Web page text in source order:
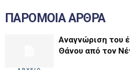
ΠΑΡΟΜΟΙΑ ΑΡΘΡΑ
Αναγνώριση του
Θάνου από τον